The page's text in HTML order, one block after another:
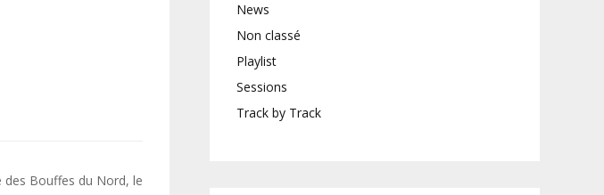
des Bouffes du Nord, le
News
Non classé
Playlist
Sessions
Track by Track